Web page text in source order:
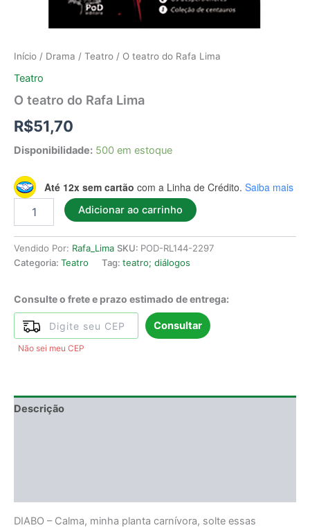
Início / Drama / Teatro / O teatro do Rafa Lima
Teatro
O teatro do Rafa Lima
R$51,70
Disponibilidade: 500 em estoque
Até 12x sem cartão com a Linha de Crédito. Saiba mais
Adicionar ao carrinho
Vendido Por: Rafa_Lima SKU: POD-RL144-2297
Categoria: Teatro Tag: teatro; diálogos
Consulte o frete e prazo estimado de entrega:
Consultar
Não sei meu CEP
Descrição
DIABO – Calma, minha planta carnívora, solte essas